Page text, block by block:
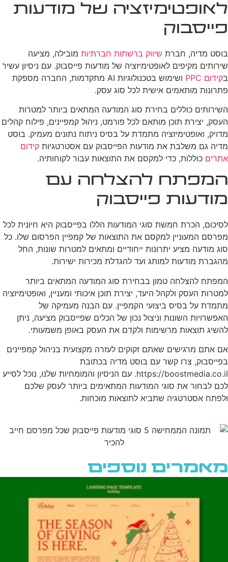
לאופטימיזציה של מודעות
פייסבוק
בוסט מדיה, חברת שיווק ברשתות חברתיות מובילה, מציעה
שירותים מקיפים לאופטימיזציה של מודעות פייסבוק. עם ניסיון עשיר
בקידום PPC
ושימוש בטכנולוגיות AI מתקדמות, החברה מספקת
פתרונות מותאמים אישית לכל סוג עסק.
השירותים כוללים בחירת סוג המודעה המתאים ביותר למטרות
העסק, יצירת תוכן מותאם לכל פורמט, ניהול קמפיינים, פילוח קהלים
מדויק, ואופטימיזציה מתמדת על בסיס ניתוח נתונים מעמיק. בוסט
מדיה גם משלבת את מודעות הפייסבוק עם אסטרטגיות קידום
אתרים כוללות, כדי למקסם את התוצאות עבור לקוחותיה.
המפתח להצלחה עם
מודעות פייסבוק
לסיכום, הכרת חמשת סוגי המודעות הללו בפייסבוק היא חיונית לכל
מפרסם המעוניין למקסם את התוצאות של קמפיין הפרסום שלו. כל
סוג מודעה מציע יתרונות ייחודיים ומתאים למטרות שונות, החל
מהגברת מודעות למותג ועד להגדלת מכירות ישירות.
המפתח להצלחה טמון בבחירת סוג המודעה המתאים ביותר
למטרות העסק ולקהל היעד, יצירת תוכן איכותי ומעניין, ואופטימיזציה
מתמדת על בסיס ביצועי הקמפיין. עם הבנה מעמיקה של
האפשרויות השונות וניצול נכון של הכלים שפייסבוק מציעה, ניתן
להשיג תוצאות מרשימות ולקדם את העסק באופן משמעותי.
אם אתם מרגישים שאתם זקוקים לעזרה מקצועית בניהול קמפיינים
בפייסבוק, צרו קשר עם בוסט מדיה בכתובת
https://boostmedia.co.il. עם הניסיון והמומחיות שלנו, נוכל לסייע
לכם לבחור את סוגי המודעות המתאימים ביותר לעסק שלכם
ולפתח אסטרטגיה שתביא לתוצאות מוכחות.
מאמרים נוספים